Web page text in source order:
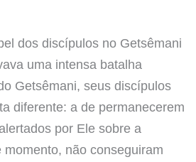
dos discípulos no Getsêmani
uma intensa batalha
Getsêmani, seus discípulos
diferente: a de permanecerem
por Ele sobre a
não conseguiram